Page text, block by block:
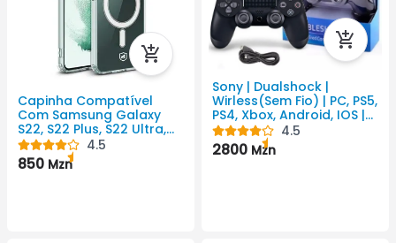
Capinha Compatível
Com Samsung Galaxy
S22, S22 Plus, S22 Ultra,
S23, S23 Plus, S23 Ultra,
S24, S24 Plus, S24 Ultra,
S25, S25 Plus, S25 Ultra. |
4.5
850 Mzn
Sony | Dualshock |
Wirless(Sem Fio) | PC, PS5,
PS4, Xbox, Android, IOS |
PlayStation 4
4.5
2800 Mzn